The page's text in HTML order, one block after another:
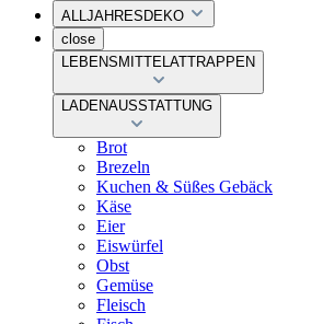
ALLJAHRESDEKO
close
LEBENSMITTELATTRAPPEN
LADENAUSSTATTUNG
Brot
Brezeln
Kuchen & Süßes Gebäck
Käse
Eier
Eiswürfel
Obst
Gemüse
Fleisch